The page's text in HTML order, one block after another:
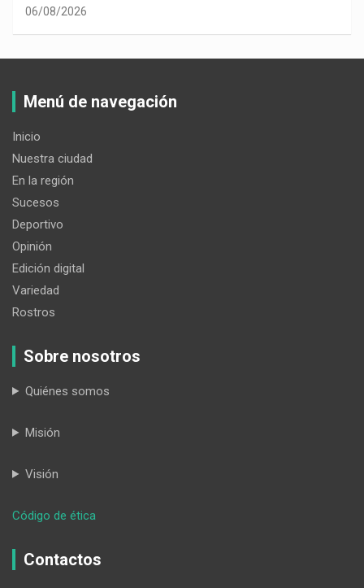
06/08/2026
Menú de navegación
Inicio
Nuestra ciudad
En la región
Sucesos
Deportivo
Opinión
Edición digital
Variedad
Rostros
Sobre nosotros
Quiénes somos
Misión
Visión
Código de ética
comunitario
Contactos